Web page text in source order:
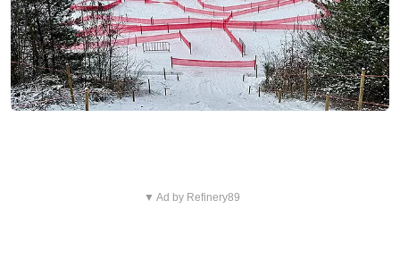
▼ Ad by Refinery89